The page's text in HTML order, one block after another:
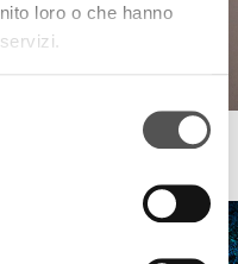
loro o che hanno